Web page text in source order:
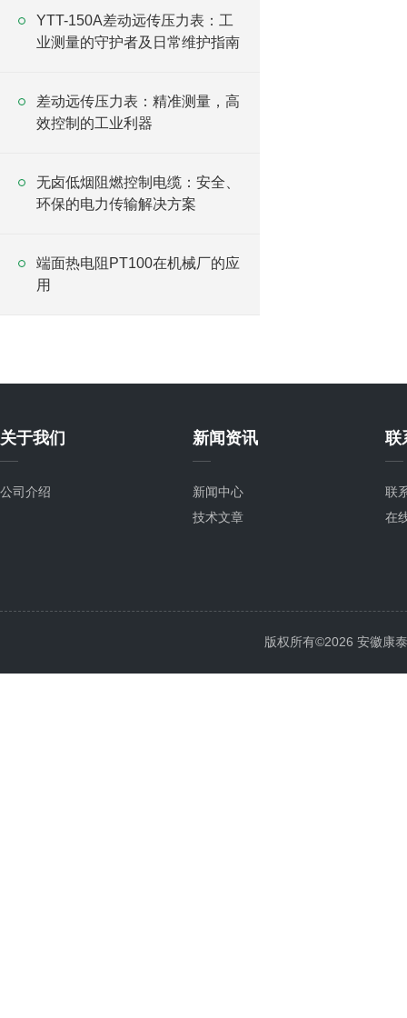
YTT-150A差动远传压力表：工
业测量的守护者及日常维护指南
差动远传压力表：精准测量，高
效控制的工业利器
无卤低烟阻燃控制电缆：安全、
环保的电力传输解决方案
端面热电阻PT100在机械厂的应
用
关于我们
公司介绍
新闻资讯
新闻中心
技术文章
联
联
在
版权所有©2026 安徽康